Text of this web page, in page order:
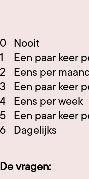
0 Nooit
1
Een paar keer
2
Eens per
3
Een paar keer
4
Eens per week
5
Een paar keer
6
Dagelijks
De vragen: